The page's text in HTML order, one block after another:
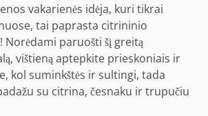
vakarienės idėja, kuri tikrai
tai paprasta citrininio
Norėdami paruošti šį greitą
vištieną aptepkite prieskoniais ir
kol suminkštės ir sultingi, tada
su citrina, česnaku ir trupučiu